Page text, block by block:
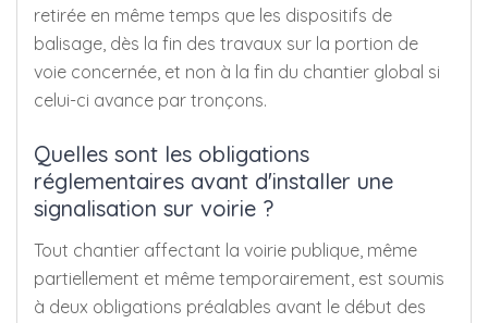
retirée en même temps que les dispositifs de
balisage, dès la fin des travaux sur la portion de
voie concernée, et non à la fin du chantier global si
celui-ci avance par tronçons.
Quelles sont les obligations
réglementaires avant d'installer une
signalisation sur voirie ?
Tout chantier affectant la voirie publique, même
partiellement et même temporairement, est soumis
à deux obligations préalables avant le début des